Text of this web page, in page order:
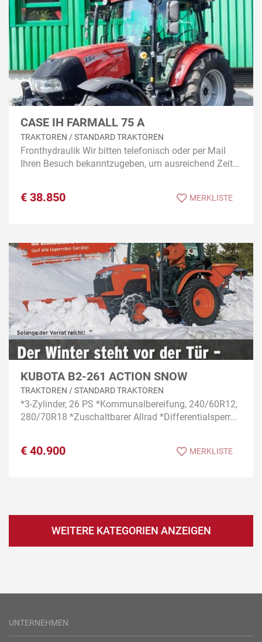
CASE IH FARMALL 75 A
TRAKTOREN / STANDARD TRAKTOREN
Fronthydraulik Wir bitten telefonisch oder per Mail
Ihren Besuch bekanntzugeben, um ausreichend Zeit...
€ 38.850 MERKLISTE
KUBOTA B2-261 ACTION SNOW
TRAKTOREN / STANDARD TRAKTOREN
*3-Zylinder, 26 PS *Kommunalbereifung, 240/60R12,
280/70R18 *Zuschaltbarer Allrad *Differentialsperr...
€ 40.900 MERKLISTE
WEITERE KATEGORIEN ANZEIGEN
UNTERNEHMEN